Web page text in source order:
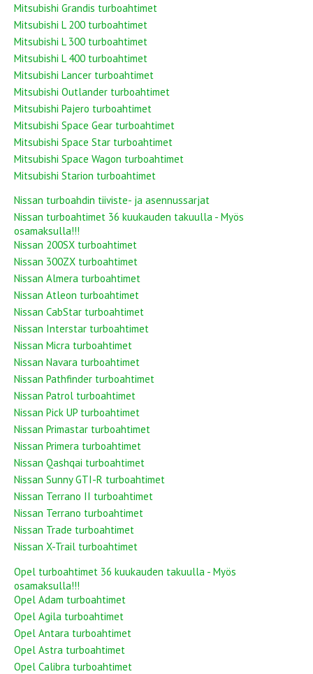
Mitsubishi Grandis turboahtimet
Mitsubishi L 200 turboahtimet
Mitsubishi L 300 turboahtimet
Mitsubishi L 400 turboahtimet
Mitsubishi Lancer turboahtimet
Mitsubishi Outlander turboahtimet
Mitsubishi Pajero turboahtimet
Mitsubishi Space Gear turboahtimet
Mitsubishi Space Star turboahtimet
Mitsubishi Space Wagon turboahtimet
Mitsubishi Starion turboahtimet
Nissan turboahdin tiiviste- ja asennussarjat
Nissan turboahtimet 36 kuukauden takuulla - Myös
osamaksulla!!!
Nissan 200SX turboahtimet
Nissan 300ZX turboahtimet
Nissan Almera turboahtimet
Nissan Atleon turboahtimet
Nissan CabStar turboahtimet
Nissan Interstar turboahtimet
Nissan Micra turboahtimet
Nissan Navara turboahtimet
Nissan Pathfinder turboahtimet
Nissan Patrol turboahtimet
Nissan Pick UP turboahtimet
Nissan Primastar turboahtimet
Nissan Primera turboahtimet
Nissan Qashqai turboahtimet
Nissan Sunny GTI-R turboahtimet
Nissan Terrano II turboahtimet
Nissan Terrano turboahtimet
Nissan Trade turboahtimet
Nissan X-Trail turboahtimet
Opel turboahtimet 36 kuukauden takuulla - Myös
osamaksulla!!!
Opel Adam turboahtimet
Opel Agila turboahtimet
Opel Antara turboahtimet
Opel Astra turboahtimet
Opel Calibra turboahtimet